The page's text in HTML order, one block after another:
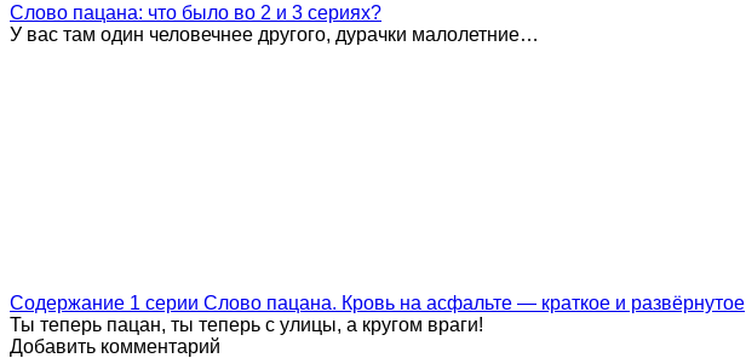
Слово пацана: что было во 2 и 3 сериях?
У вас там один человечнее другого, дурачки малолетние…
Содержание 1 серии Слово пацана. Кровь на асфальте — краткое и развёрнутое
Ты теперь пацан, ты теперь с улицы, а кругом враги!
Добавить комментарий